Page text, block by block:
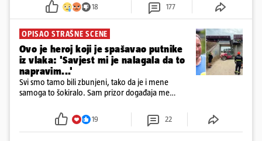
18 177
OPISAO STRAŠNE SCENE
Ovo je heroj koji je spašavao putnike
iz vlaka: 'Savjest mi je nalagala da to
napravim...'
Svi smo tamo bili zbunjeni, tako da je i mene
samoga to šokiralo. Sam prizor događaja me
19 22